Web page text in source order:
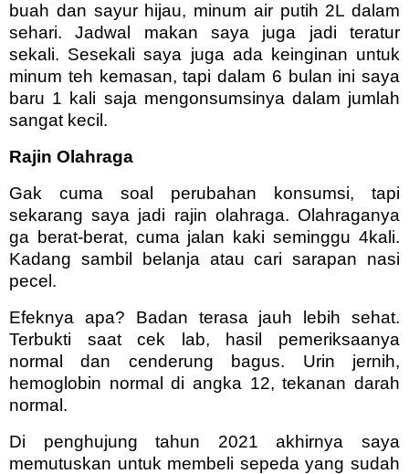
buah dan sayur hijau, minum air putih 2L dalam
sehari. Jadwal makan saya juga jadi teratur
sekali. Sesekali saya juga ada keinginan untuk
minum teh kemasan, tapi dalam 6 bulan ini saya
baru 1 kali saja mengonsumsinya dalam jumlah
sangat kecil.
Rajin Olahraga
Gak cuma soal perubahan konsumsi, tapi
sekarang saya jadi rajin olahraga. Olahraganya
ga berat-berat, cuma jalan kaki seminggu 4kali.
Kadang sambil belanja atau cari sarapan nasi
pecel.
Efeknya apa? Badan terasa jauh lebih sehat.
Terbukti saat cek lab, hasil pemeriksaanya
normal dan cenderung bagus. Urin jernih,
hemoglobin normal di angka 12, tekanan darah
normal.
Di penghujung tahun 2021 akhirnya saya
memutuskan untuk membeli sepeda yang sudah